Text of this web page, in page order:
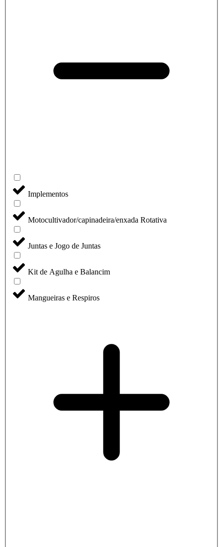
Implementos
Motocultivador/capinadeira/enxada Rotativa
Juntas e Jogo de Juntas
Kit de Agulha e Balancim
Mangueiras e Respiros